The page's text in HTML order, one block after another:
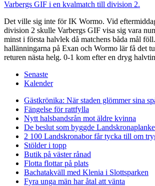
Det ville sig inte för IK Wormo. Vid
division 2 skulle Varbergs GIF visa sig vara
minst i första halvlek då matchens båda mål
hallänningarna på Exan och Wormo lär få det
returen nästa helg. 0-1 kom efter en dryg
Senaste
Kalender
Gästkrönika: När staden glömmer sina
Fängelse för rattfylla
Nytt halsbandsrån mot äldre kvinna
De beslut som byggde Landskrona
2 100 Landskronabor får tycka till om
Stölder i topp
Butik på väster rånad
Flotta flottar på plats
Bachatakväll med Klenia i Slottsparken
Fyra unga män har åtal att vänta